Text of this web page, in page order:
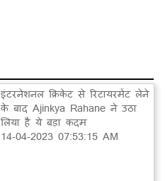
इंटरनेशनल क्रिकेट से रिटायरमेंट लेने
के बाद Ajinkya Rahane ने उठा
लिया है ये बड़ा कदम
14-04-2023 07:53:15 AM